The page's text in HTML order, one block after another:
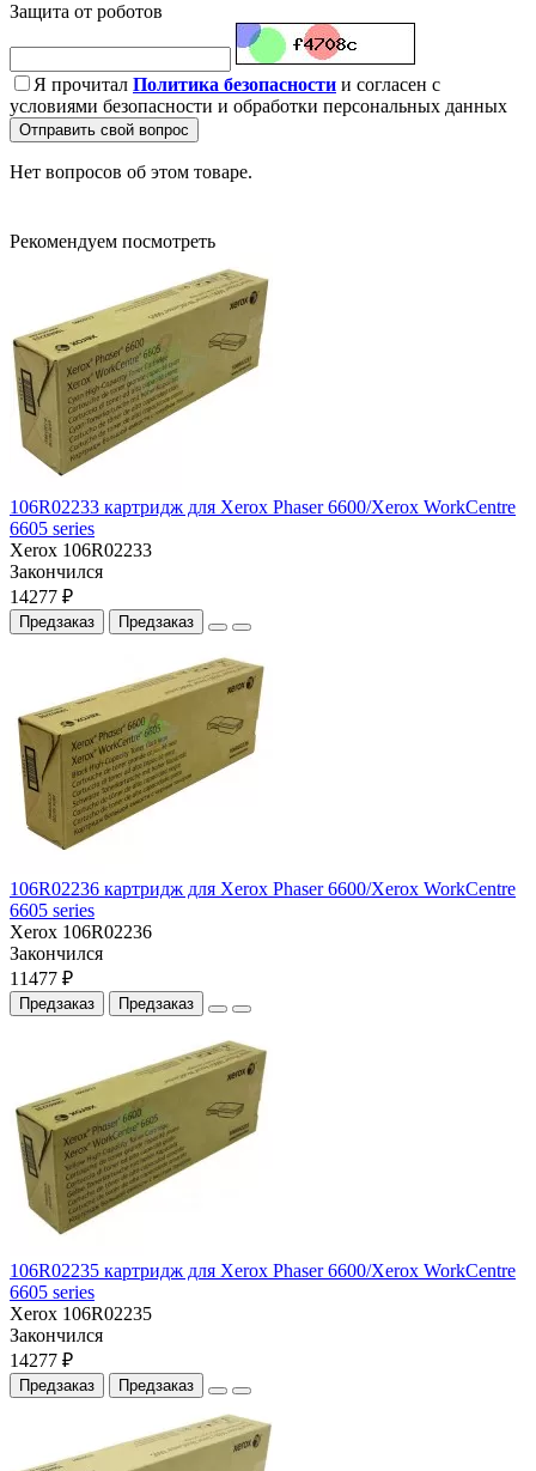
Защита от роботов
Я прочитал Политика безопасности и согласен с
условиями безопасности и обработки персональных данных
Отправить свой вопрос
Нет вопросов об этом товаре.
Рекомендуем посмотреть
106R02233 картридж для Xerox Phaser 6600/Xerox WorkCentre
6605 series
Xerox 106R02233
Закончился
14277 ₽
Предзаказ Предзаказ
106R02236 картридж для Xerox Phaser 6600/Xerox WorkCentre
6605 series
Xerox 106R02236
Закончился
11477 ₽
Предзаказ Предзаказ
106R02235 картридж для Xerox Phaser 6600/Xerox WorkCentre
6605 series
Xerox 106R02235
Закончился
14277 ₽
Предзаказ Предзаказ